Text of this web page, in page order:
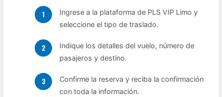
Ingrese a la plataforma de PLS VIP Limo y
seleccione el tipo de traslado.
Indique los detalles del vuelo, número de
pasajeros y destino.
Confirme la reserva y reciba la confirmación
con toda la información.